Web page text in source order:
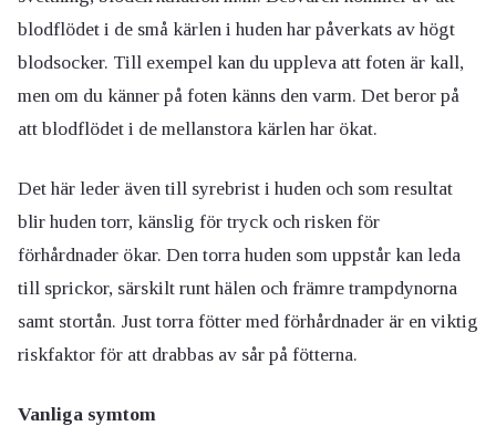
blodflödet i de små kärlen i huden har påverkats av högt
blodsocker. Till exempel kan du uppleva att foten är kall,
men om du känner på foten känns den varm. Det beror på
att blodflödet i de mellanstora kärlen har ökat.
Det här leder även till syrebrist i huden och som resultat
blir huden torr, känslig för tryck och risken för
förhårdnader ökar. Den torra huden som uppstår kan leda
till sprickor, särskilt runt hälen och främre trampdynorna
samt stortån. Just torra fötter med förhårdnader är en viktig
riskfaktor för att drabbas av sår på fötterna.
Vanliga symtom